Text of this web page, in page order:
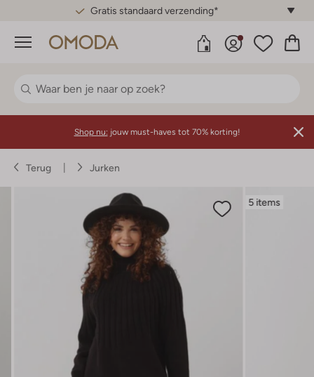
Gratis standaard verzending*
Menu
Shop nu: jouw must-haves tot 70% korting!
Terug Jurken
5 items